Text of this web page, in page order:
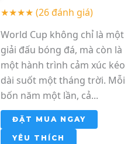
★★★★(26 đánh giá)
World Cup không chỉ là một
giải đấu bóng đá, mà còn là
một hành trình cảm xúc kéo
dài suốt một tháng trời. Mỗi
bốn năm một lần, cả...
ĐẶT MUA NGAY
YÊU THÍCH